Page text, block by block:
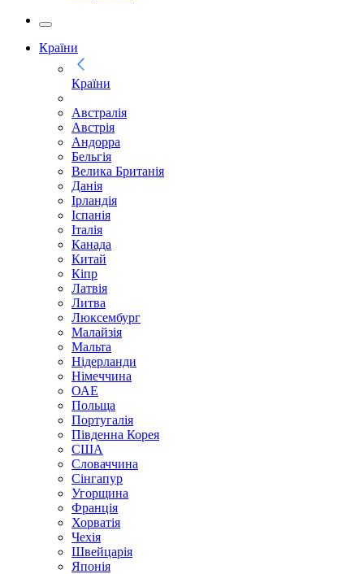
Країни
Країни
Австралія
Австрія
Андорра
Бельгія
Велика Британія
Данія
Ірландія
Іспанія
Італія
Канада
Китай
Кіпр
Латвія
Литва
Люксембург
Малайзія
Мальта
Нідерланди
Німеччина
ОАЕ
Польща
Португалія
Південна Корея
США
Словаччина
Сінгапур
Угорщина
Франція
Хорватія
Чехія
Швейцарія
Японія